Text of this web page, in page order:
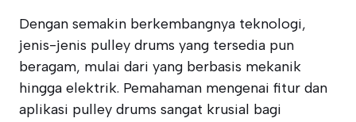
Dengan semakin berkembangnya teknologi,
jenis-jenis pulley drums yang tersedia pun
beragam, mulai dari yang berbasis mekanik
hingga elektrik. Pemahaman mengenai fitur dan
aplikasi pulley drums sangat krusial bagi